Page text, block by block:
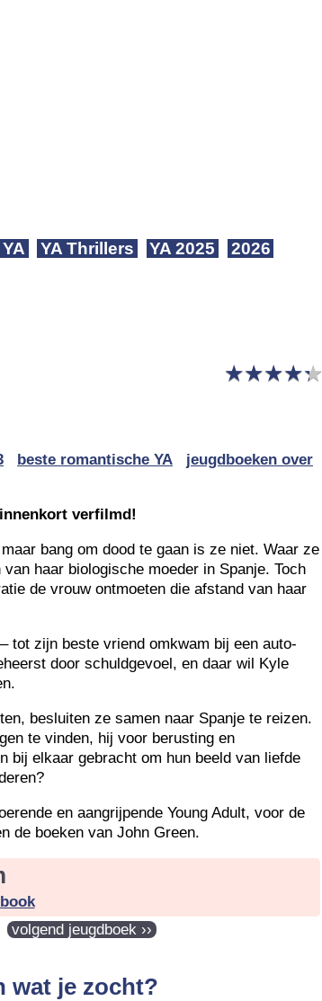
YA Thrillers YA 2025 2026
★★★★★
★★★★★
beste romantische YA
jeugdboeken over
verfilmd!
bang om dood te gaan is ze niet. Waar ze
haar biologische moeder in Spanje. Toch
de vrouw ontmoeten die afstand van haar
tot zijn beste vriend omkwam bij een auto-
door schuldgevoel, en daar wil Kyle
besluiten ze samen naar Spanje te reizen.
te vinden, hij voor berusting en
bij elkaar gebracht om hun beeld van liefde
en aangrijpende Young Adult, voor de
de boeken van John Green.
volgend jeugdboek ››
wat je zocht?